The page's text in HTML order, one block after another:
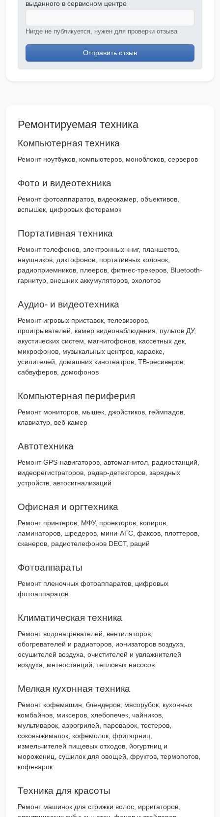
выданного в сервисном центре
Нигде не публикуется, нужен для проверки отзыва
Отправить отзыв
Ремонтируемая техника
Компьютерная техника
Ремонт ноутбуков, компьютеров, моноблоков, серверов
Фото и видеотехника
Ремонт фотоаппаратов, видеокамер, объективов,
вспышек, цифровых фоторамок
Портативная техника
Ремонт телефонов, электронных книг, планшетов,
наушников, диктофонов, портативных колонок,
радиоприемников, плееров, фитнес-трекеров, Bluetooth-
гарнитур, внешних аккумуляторов, эхолотов
Аудио- и видеотехника
Ремонт игровых приставок, телевизоров,
проигрывателей, камер видеонаблюдения, пультов ДУ,
акустических систем, магнитофонов, кассетных дек,
микрофонов, музыкальных центров, караоке,
усилителей, домашних кинотеатров, ТВ-ресиверов,
сабвуферов, домофонов
Компьютерная периферия
Ремонт мониторов, мышек, джойстиков, геймпадов,
клавиатур, веб-камер
Автотехника
Ремонт GPS-навигаторов, автомагнитол, радиостанций,
видеорегистраторов, радар-детекторов, зарядных
устройств, автосигнализаций
Офисная и оргтехника
Ремонт принтеров, МФУ, проекторов, копиров,
ламинаторов, шредеров, мини-АТС, факсов, плоттеров,
сканеров, радиотелефонов DECT, раций
Фотоаппараты
Ремонт пленочных фотоаппаратов, цифровых
фотоаппаратов
Климатическая техника
Ремонт водонагревателей, вентиляторов,
обогревателей и радиаторов, ионизаторов воздуха,
осушителей воздуха, очистителей и увлажнителей
воздуха, метеостанций, тепловых насосов
Мелкая кухонная техника
Ремонт кофемашин, блендеров, мясорубок, кухонных
комбайнов, миксеров, хлебопечек, чайников,
мультиварок, аэрогрилей, пароварок, тостеров,
соковыжималок, кофемолок, фритюрниц,
измельчителей пищевых отходов, йогуртниц и
морожениц, сушилок для овощей, фруктов, термопотов,
кофеварок
Техника для красоты
Ремонт машинок для стрижки волос, ирригаторов,